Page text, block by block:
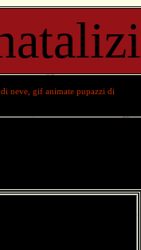
neve, gif animate pupazzi di